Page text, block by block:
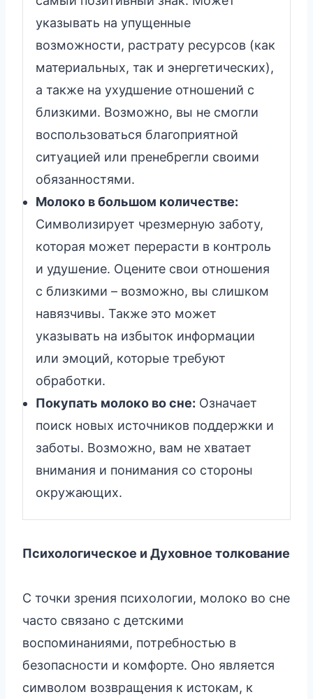
указывать на упущенные
возможности, растрату ресурсов (как
материальных, так и энергетических),
а также на ухудшение отношений с
близкими. Возможно, вы не смогли
воспользоваться благоприятной
ситуацией или пренебрегли своими
обязанностями.
Молоко в большом количестве:
Символизирует чрезмерную заботу,
которая может перерасти в контроль
и удушение. Оцените свои отношения
с близкими – возможно, вы слишком
навязчивы. Также это может
указывать на избыток информации
или эмоций, которые требуют
обработки.
Покупать молоко во сне: Означает
поиск новых источников поддержки и
заботы. Возможно, вам не хватает
внимания и понимания со стороны
окружающих.
Психологическое и Духовное толкование
С точки зрения психологии, молоко во сне
часто связано с детскими
воспоминаниями, потребностью в
безопасности и комфорте. Оно является
символом возвращения к истокам, к